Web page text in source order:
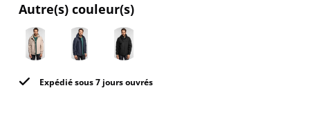
Autre(s) couleur(s)
Expédié sous 7 jours ouvrés